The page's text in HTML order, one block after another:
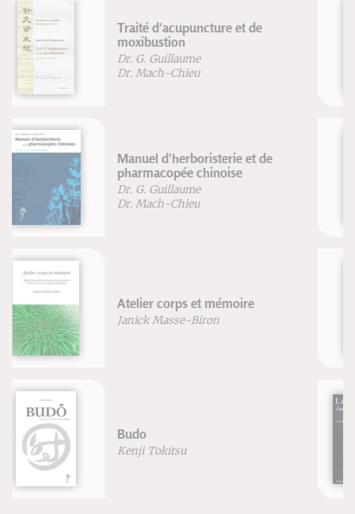
Anatomie pour la voix - Nouvelle
édition
Blandine Calais-Germain
François Germain
L'eau et ses secrets
Michael Gienger
Josef Zerluth
Traité de psychologie
traditionnelle chinoise
Michel Deydier-Bastide
Le Sabre japonais
Gregory Irvine